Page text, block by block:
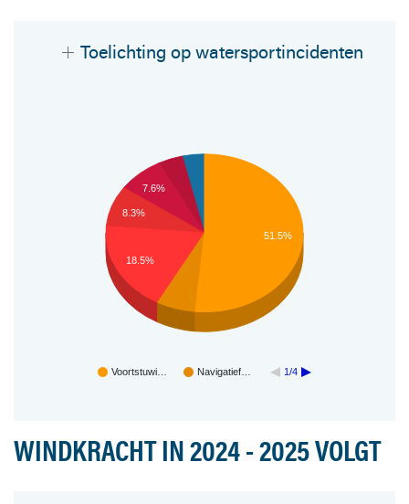
Toelichting op watersportincidenten
Voortstuwi… Navigatief… 1/4
7.6%
8.3%
18.5%
51.5%
WINDKRACHT IN 2024 - 2025 VOLGT